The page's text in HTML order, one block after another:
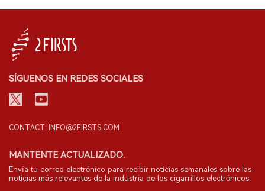
SÍGUENOS EN REDES SOCIALES
CONTACT: INFO@2FIRSTS.COM
MANTENTE ACTUALIZADO.
Envía tu correo electrónico para recibir noticias semanales sobre las
noticias más relevantes de la industria de los cigarrillos electrónicos.